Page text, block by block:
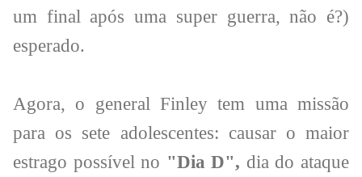
um final após uma super guerra, não é?)
esperado.
Agora, o general Finley tem uma missão
para os sete adolescentes: causar o maior
estrago possível no "Dia D", dia do ataque